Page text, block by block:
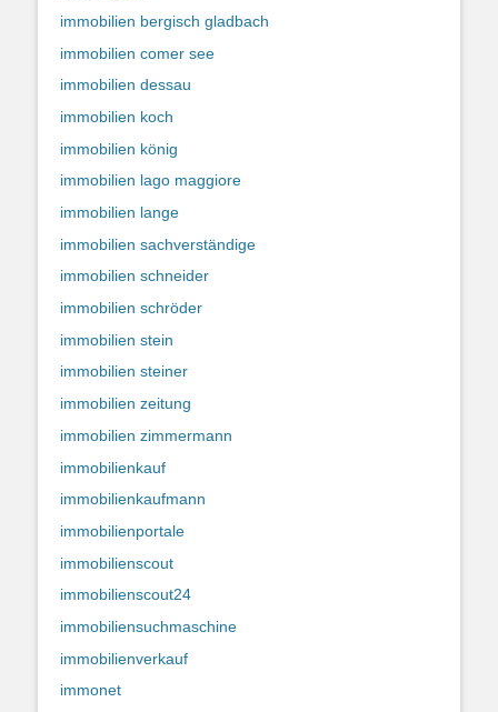
immobilien bergisch gladbach
immobilien comer see
immobilien dessau
immobilien koch
immobilien könig
immobilien lago maggiore
immobilien lange
immobilien sachverständige
immobilien schneider
immobilien schröder
immobilien stein
immobilien steiner
immobilien zeitung
immobilien zimmermann
immobilienkauf
immobilienkaufmann
immobilienportale
immobilienscout
immobilienscout24
immobiliensuchmaschine
immobilienverkauf
immonet